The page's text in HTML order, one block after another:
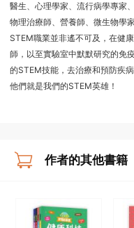
醫生、心理學家、流行病學專家、
物理治療師、營養師、微生物學
STEM職業並非遙不可及，在健
師，以至實驗室中默默研究的免
的STEM技能，去治療和預防疾
他們就是我們的STEM英雄！
作者的其他書籍